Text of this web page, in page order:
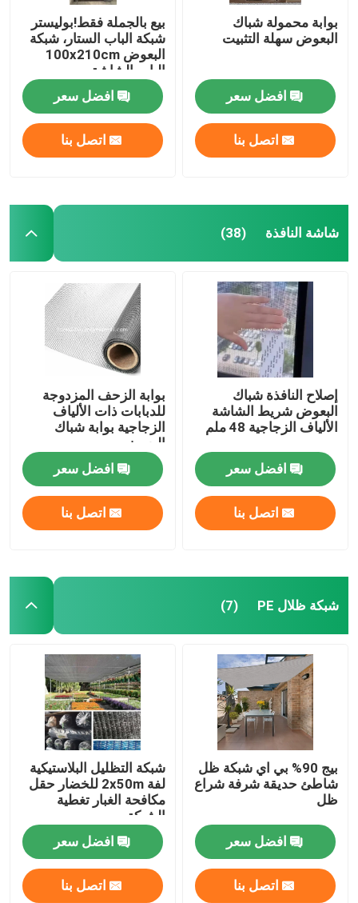
بوابة محمولة شباك
البعوض سهلة التثبيت
افضل سعر
اتصل بنا
بيع بالجملة فقط!بوليستر
شبكة الباب الستار، شبكة
البعوض 100x210cm
الباب الشاشة
المغناطيسية الناعمة شبكة
الباب
افضل سعر
اتصل بنا
شاشة النافذة (38)
إصلاح النافذة شباك
البعوض شريط الشاشة
الألياف الزجاجية 48 ملم
افضل سعر
اتصل بنا
بوابة الزحف المزدوجة
للدبابات ذات الألياف
الزجاجية بوابة شباك
البعوض
افضل سعر
اتصل بنا
شبكة ظلال PE (7)
بيج 90% بي اي شبكة ظل
شاطئ حديقة شرفة شراع
ظل
افضل سعر
اتصل بنا
شبكة التظليل البلاستيكية
لفة 2x50m للخضار حقل
مكافحة الغبار تغطية
الشبكة
افضل سعر
اتصل بنا